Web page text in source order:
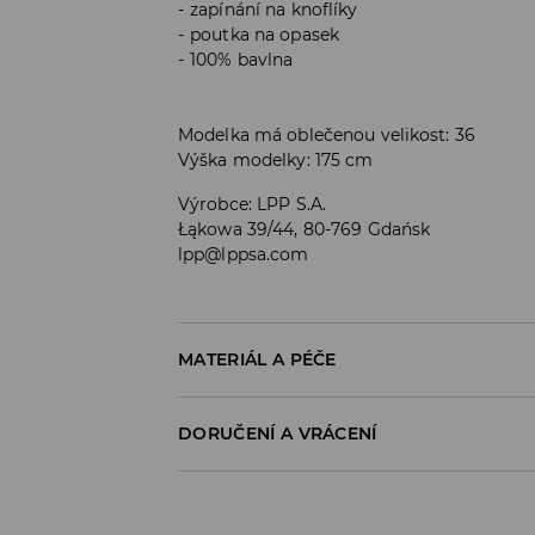
zapínání na knoflíky
poutka na opasek
100% bavlna
Modelka má oblečenou velikost: 36
Výška modelky: 175 cm
Výrobce: LPP S.A.
Łąkowa 39/44, 80-769 Gdańsk
lpp@lppsa.com
MATERIÁL A PÉČE
PRVNÍ MATERIÁL: 100% BAVLNA
PRÁT SAMOSTATNĚ NEBO S PODOBNÝMI
DORUČENÍ A VRÁCENÍ